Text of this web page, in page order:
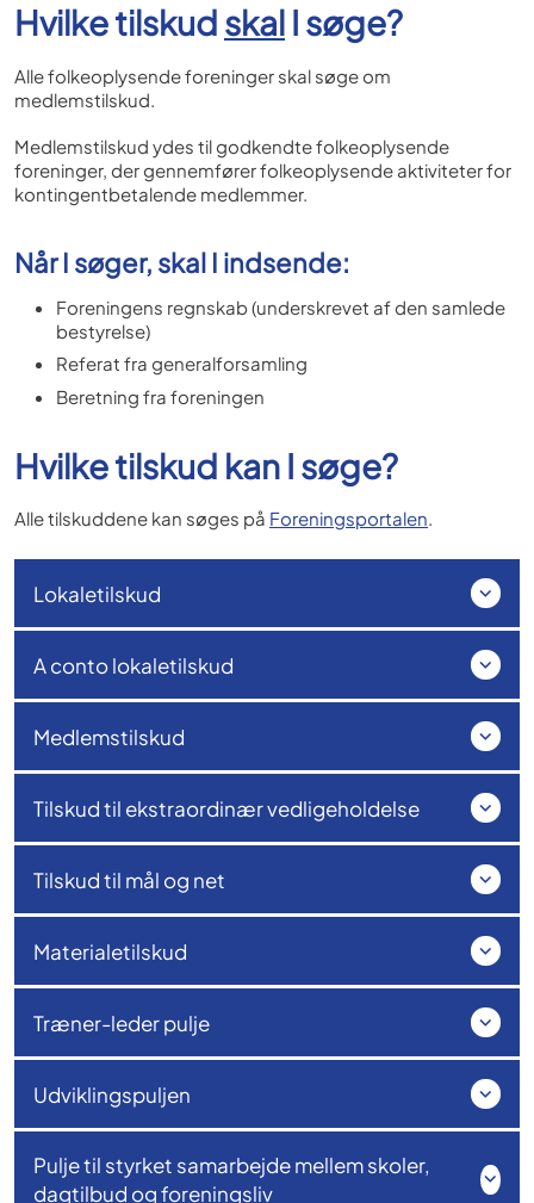
Hvilke tilskud skal I søge?
Alle folkeoplysende foreninger skal søge om
medlemstilskud.
Medlemstilskud ydes til godkendte folkeoplysende
foreninger, der gennemfører folkeoplysende aktiviteter for
kontingentbetalende medlemmer.
Når I søger, skal I indsende:
Foreningens regnskab (underskrevet af den samlede
bestyrelse)
Referat fra generalforsamling
Beretning fra foreningen
Hvilke tilskud kan I søge?
Alle tilskuddene kan søges på Foreningsportalen.
Lokaletilskud
A conto lokaletilskud
Medlemstilskud
Tilskud til ekstraordinær vedligeholdelse
Tilskud til mål og net
Materialetilskud
Træner-leder pulje
Udviklingspuljen
Pulje til styrket samarbejde mellem skoler,
dagtilbud og foreningsliv